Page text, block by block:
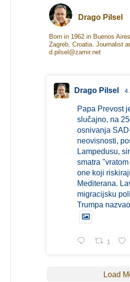
Drago Pilsel
Born in 1962 in Buenos
Zagreb, Croatia. Journalist
d.pilsel@zamir.net
Drago Pilsel 4
Papa Prevost
slučajno, na
osnivanja
neovisnosti,
Lampedusu,
smatra
one koji
Mediterana.
migracijsku
Trumpa
1
Load